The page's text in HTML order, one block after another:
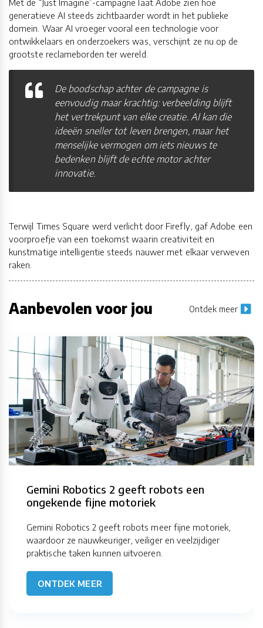
Met de “Just Imagine”-campagne laat Adobe zien hoe
generatieve AI steeds zichtbaarder wordt in het publieke
domein. Waar AI vroeger vooral een technologie voor
ontwikkelaars en onderzoekers was, verschijnt ze nu op de
grootste reclameborden ter wereld.
De boodschap achter de campagne is
eenvoudig maar krachtig: verbeelding blijft
het vertrekpunt van elke creatie. AI kan die
ideeën sneller tot leven brengen, maar het
menselijke vermogen om iets nieuws te
bedenken blijft de echte motor achter
innovatie.
Terwijl Times Square werd verlicht door Firefly, gaf Adobe een
voorproefje van een toekomst waarin creativiteit en
kunstmatige intelligentie steeds nauwer met elkaar verweven
raken.
Aanbevolen voor jou Ontdek meer
Gemini Robotics 2 geeft robots een
ongekende fijne motoriek
Gemini Robotics 2 geeft robots meer fijne motoriek,
waardoor ze nauwkeuriger, veiliger en veelzijdiger
praktische taken kunnen uitvoeren.
ONTDEK MEER